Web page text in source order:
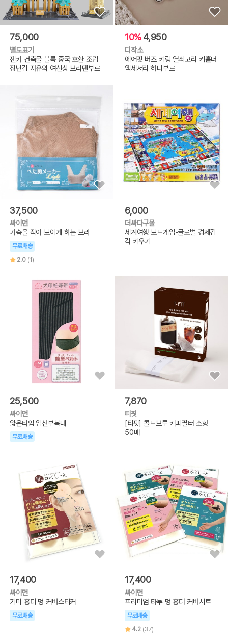
75,000
별도표기
젠카 건축물 블록 중국 호환 조립
장난감 자유의 여신상 브라덴부르
10%4,950
디작소
에어팟 버즈 키링 열쇠고리 키홀더
액세서리 허니부르
37,500
싸이먼
가슴을 작아 보이게 하는 브라
무료배송
2.0 (1)
6,000
더싸다구몰
세계여행 보드게임-글로벌 경제감
각 키우기
25,500
싸이먼
얇은타입 임산부복대
무료배송
7,870
티핏
[티핏] 콜드브루 커피필터 소형
50매
17,400
싸이먼
기미 흉터 멍 커버스티커
무료배송
17,400
싸이먼
프리미엄 타투 멍 흉터 커버시트
무료배송
4.2 (37)